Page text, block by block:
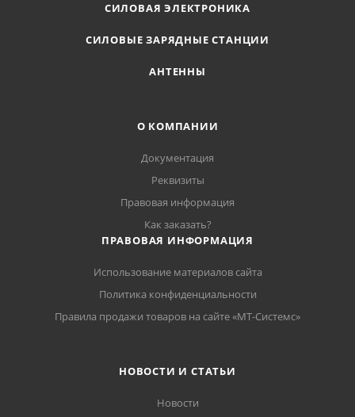
СИЛОВАЯ ЭЛЕКТРОНИКА
СИЛОВЫЕ ЗАРЯДНЫЕ СТАНЦИИ
АНТЕННЫ
О КОМПАНИИ
Документация
Реквизиты
Правовая информация
Как заказать?
ПРАВОВАЯ ИНФОРМАЦИЯ
Использование материалов сайта
Политика конфиденциальности
Правила продажи товаров на сайте «МТ-Системс»
НОВОСТИ И СТАТЬИ
Новости